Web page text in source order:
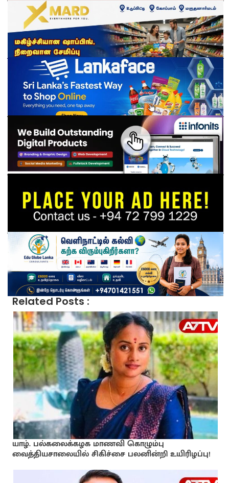
Related Posts :
யாழ். பல்கலைக்கழக மாணவி கொழும்பு
வைத்தியசாலையில் சிகிச்சை பலனின்றி உயிரிழப்பு!